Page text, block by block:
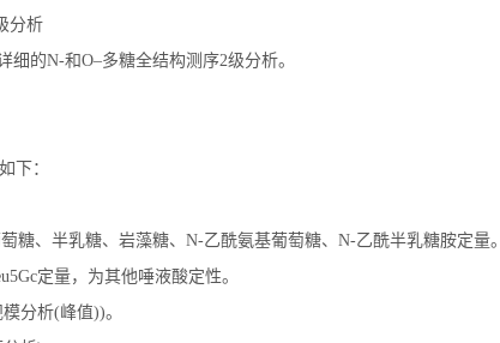
分析
的N-和O–多糖全结构测序2级分析。
下：
糖、半乳糖、岩藻糖、N-乙酰氨基葡萄糖、N-乙酰半乳糖胺定量。
定量，为其他唾液酸定性。
分析(峰值))。